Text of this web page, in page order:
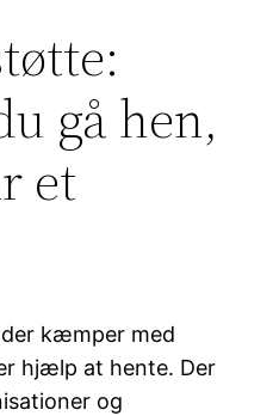
gå hen,
et
kæmper med
hjælp at hente. Der
og